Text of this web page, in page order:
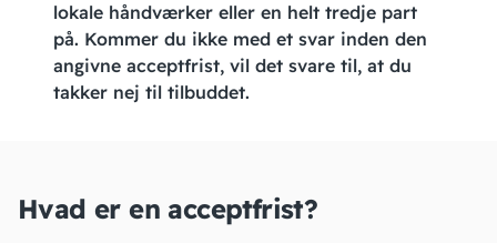
lokale håndværker eller en helt tredje part
på. Kommer du ikke med et svar inden den
angivne acceptfrist, vil det svare til, at du
takker nej til tilbuddet.
Hvad er en acceptfrist?